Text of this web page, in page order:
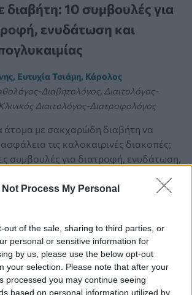
Not Process My Personal
out of the sale, sharing to third parties, or
personal or sensitive information for
by us, please use the below opt-out
your selection. Please note that after your
processed you may continue seeing
based on personal information utilized by
διαβήτη: 10 συμβουλές για
ενυδάτωση και
Ευτυχία Τσιάμη, Κάρολος
Διαβητολόγος, Διαιτολόγος-
Διαιτολόγος-Διατροφολόγος
με σακχαρώδη διαβήτη να
τις καλοκαιρινές διακοπές;
συμβουλές για διατροφή, ενυδάτωση,